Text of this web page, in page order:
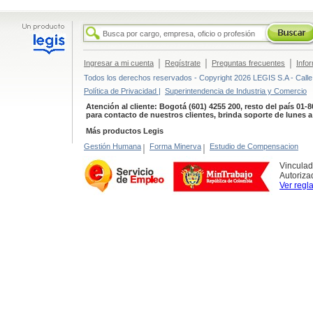
Ingresar a mi cuenta | Regístrate | Preguntas frecuentes |
Todos los derechos reservados - Copyright 2026 LEGIS S.A -
Política de Privacidad | Superintendencia de Industria y Comercio
Atención al cliente: Bogotá (601) 4255 200, resto del país 01-
para contacto de nuestros clientes, brinda soporte de lunes
Más productos Legis
Gestión Humana | Forma Minerva | Estudio de Compensacion
Ver